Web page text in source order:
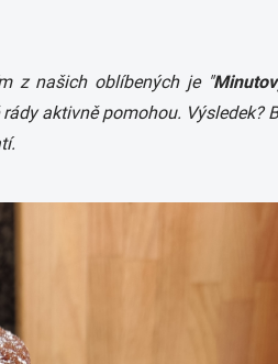
z našich oblíbených je "
aktivně pomohou. Výsledek?